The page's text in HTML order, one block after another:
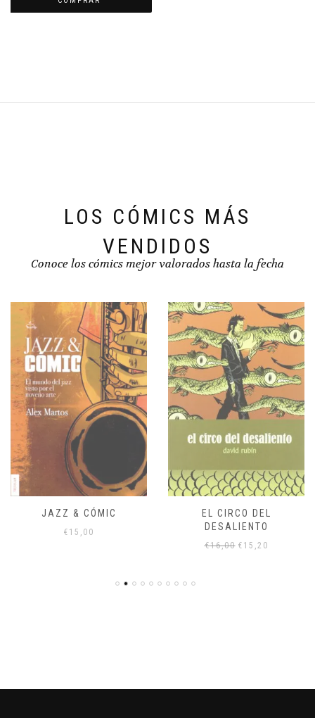
LOS CÓMICS MÁS
VENDIDOS
Conoce los cómics mejor valorados hasta la fecha
JAZZ & CÓMIC
€ 15,00
EL CIRCO DEL
DESALIENTO
€16,00 El
€ 15,20